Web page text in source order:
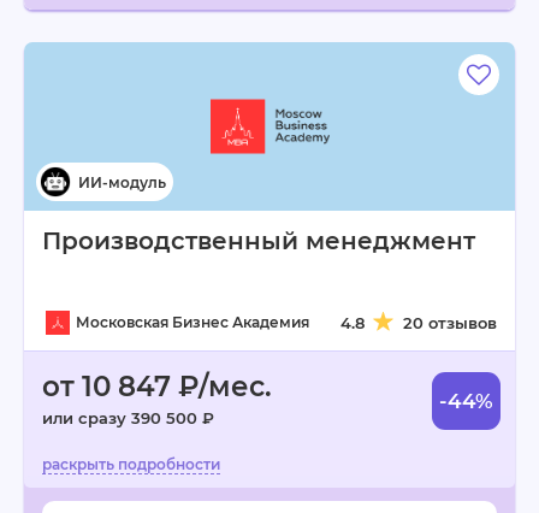
Производственный менеджмент
Московская Бизнес Академия 4.8 20 отзывов
от 10 847 ₽/мес.
или сразу 390 500 ₽
-44%